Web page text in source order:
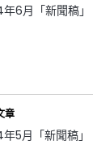
6月「新聞稿」
章
5月「新聞稿」